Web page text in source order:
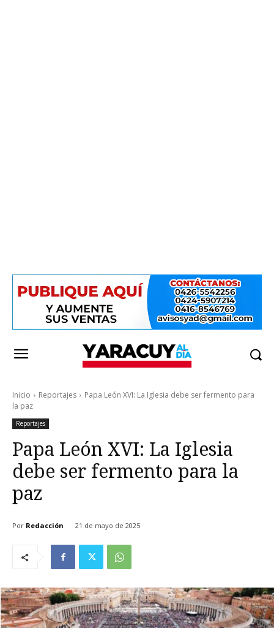
Inicio Reportajes
Papa León XVI: La Iglesia debe ser fermento para
la paz
Reportajes
Papa León XVI: La Iglesia
debe ser fermento para la
paz
Por Redacción 21 de mayo de 2025